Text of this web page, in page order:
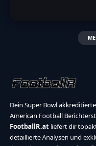
Dein Super Bowl
American Football
FootballR.at liefert dir
detaillierte Analysen und